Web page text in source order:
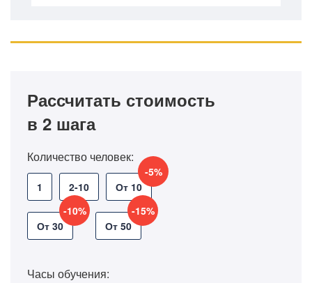
Рассчитать стоимость
в 2 шага
Количество человек:
1 2-10 От 10
-5%
От 30
-10%
От 50
-15%
Часы обучения: